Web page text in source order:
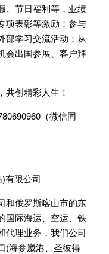
、节日福利等，业绩
项表彰等激励；参与
部学习交流活动；从
会出国参展、客户拜
共创精彩人生！
（微信同
有限公司
和俄罗斯喀山市的东
国际海运、空运、铁
代理业务，我们公司
(海参崴港、圣彼得